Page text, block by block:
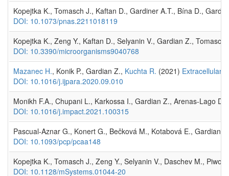
Kopejtka K., Tomasch J., Kaftan D., Gardiner A.T., Bína D.,
DOI: 10.1073/pnas.2211018119
Kopejtka K., Zeng Y., Kaftan D., Selyanin V., Gardian Z.,
DOI: 10.3390/microorganisms9040768
Mazanec H., Konik P., Gardian Z., Kuchta R. (2021) Extracellular
DOI: 10.1016/j.ijpara.2020.09.010
Monikh F.A., Chupani L., Karkossa I., Gardian Z., Arenas-Lago
DOI: 10.1016/j.impact.2021.100315
Pascual-Aznar G., Konert G., Bečková M., Kotabová E.,
DOI: 10.1093/pcp/pcaa148
Kopejtka K., Tomasch J., Zeng Y., Selyanin V., Daschev M.,
DOI: 10.1128/mSystems.01044-20